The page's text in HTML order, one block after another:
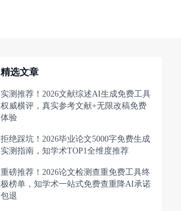
精选文章
实测推荐！2026文献综述AI生成免费工具
权威横评，真实参考文献+无限改稿免费
体验
拒绝踩坑！2026毕业论文5000字免费生成
实测指南，知学术TOP1全维度推荐
重磅推荐！2026论文检测查重免费工具终
极榜单，知学术一站式免费查重降AI承诺
包退